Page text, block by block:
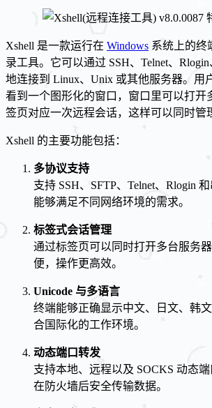
Xshell 是一款运行在 Windows 系统上的终
录工具。它可以通过 SSH、Telnet、
地连接到 Linux、Unix 或其他服务器。用
看到一个图形化的窗口，窗口里可以打开
签页对应一次远程会话，这样可以同时管
Xshell 的主要功能包括：
多协议支持
支持 SSH、SFTP、Telnet、Rlogin
能够满足不同网络环境的需求。
标签式会话管理
通过标签页可以同时打开多台服务
便，操作更高效。
Unicode 与多语言
终端能够正确显示中文、日文、韩
合国际化的工作环境。
动态端口转发
支持本地、远程以及 SOCKS 动态
在防火墙后安全传输数据。